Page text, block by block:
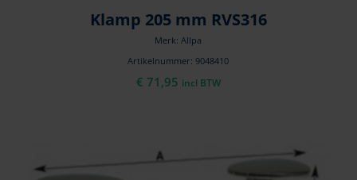
Klamp 205 mm RVS316
Merk: Allpa
Artikelnummer: 9048410
€ 71,95 incl BTW